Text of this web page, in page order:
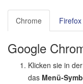
Chrome Firefox
Google
Klicken sie in
das Menü-